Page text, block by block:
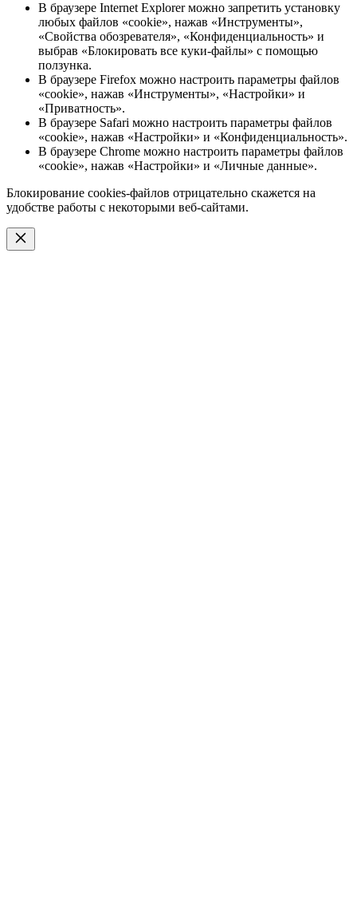
В браузере Internet Explorer можно запретить установку
любых файлов «cookie», нажав «Инструменты»,
«Свойства обозревателя», «Конфиденциальность» и
выбрав «Блокировать все куки-файлы» с помощью
ползунка.
В браузере Firefox можно настроить параметры файлов
«cookie», нажав «Инструменты», «Настройки» и
«Приватность».
В браузере Safari можно настроить параметры файлов
«cookie», нажав «Настройки» и «Конфиденциальность».
В браузере Chrome можно настроить параметры файлов
«cookie», нажав «Настройки» и «Личные данные».
Блокирование cookies-файлов отрицательно скажется на
удобстве работы с некоторыми веб-сайтами.